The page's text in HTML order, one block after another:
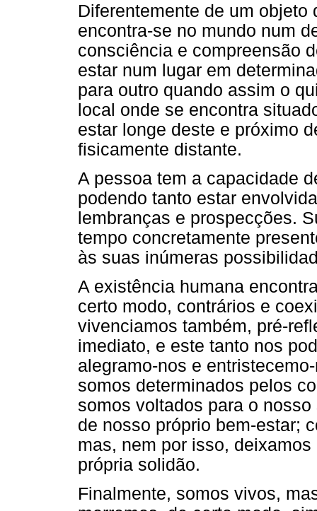
Diferentemente de um
encontra-se no mundo num
consciência e compreensão
estar num lugar em
para outro quando assim o
local onde se encontra
estar longe deste e próximo
fisicamente distante.
A pessoa tem a capacidade
podendo tanto estar
lembranças e prospecções.
tempo concretamente
às suas inúmeras
A existência humana
certo modo, contrários e
vivenciamos também, pré-
imediato, e este tanto nos
alegramo-nos e
somos determinados pelos
somos voltados para o
de nosso próprio bem-estar;
mas, nem por isso,
própria solidão.
Finalmente, somos vivos,